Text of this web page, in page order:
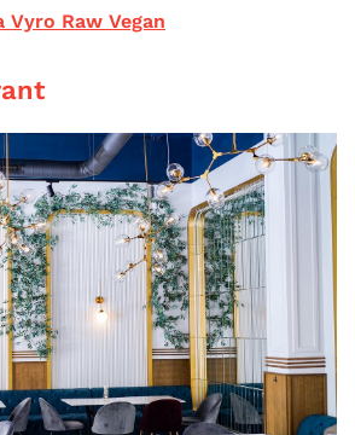
Vyro Raw Vegan